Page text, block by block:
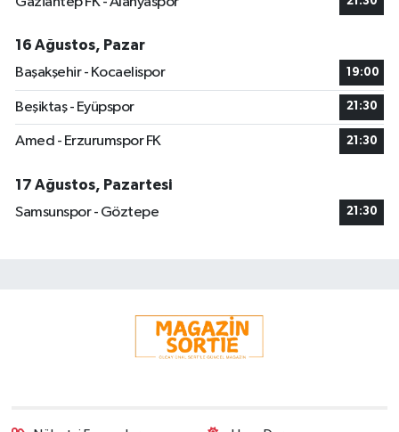
16 Ağustos, Pazar
Başakşehir - Kocaelispor
19:00
Beşiktaş - Eyüpspor 21:30
Amed - Erzurumspor FK 21:30
17 Ağustos, Pazartesi
Samsunspor - Göztepe
21:30